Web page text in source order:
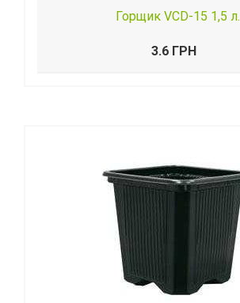
Горщик VCD-15 1,5 л.
3.6 ГРН